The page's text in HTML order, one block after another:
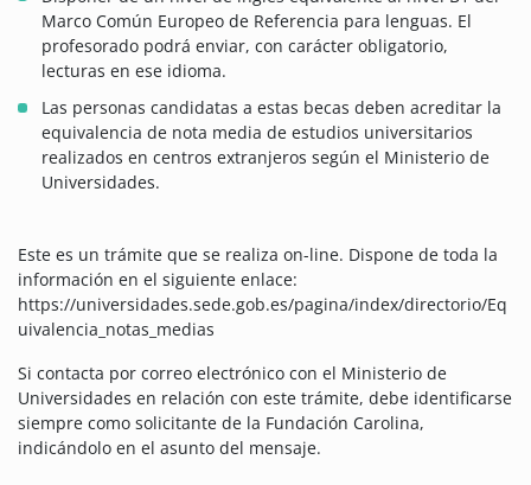
Marco Común Europeo de Referencia para lenguas. El
profesorado podrá enviar, con carácter obligatorio,
lecturas en ese idioma.
Las personas candidatas a estas becas deben acreditar la
equivalencia de nota media de estudios universitarios
realizados en centros extranjeros según el Ministerio de
Universidades.
Este es un trámite que se realiza on-line. Dispone de toda la
información en el siguiente enlace:
https://universidades.sede.gob.es/pagina/index/directorio/Eq
uivalencia_notas_medias
Si contacta por correo electrónico con el Ministerio de
Universidades en relación con este trámite, debe identificarse
siempre como solicitante de la Fundación Carolina,
indicándolo en el asunto del mensaje.